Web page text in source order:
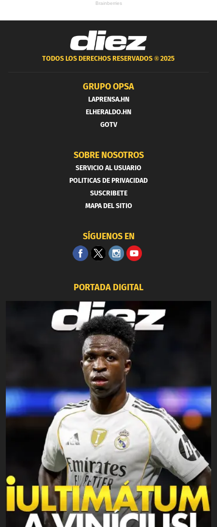
TODOS LOS DERECHOS RESERVADOS ®2025
GRUPO OPSA
LAPRENSA.HN
ELHERALDO.HN
GOTV
SOBRE NOSOTROS
SERVICIO AL USUARIO
POLITICAS DE PRIVACIDAD
SUSCRIBETE
MAPA DEL SITIO
SÍGUENOS EN
PORTADA DIGITAL